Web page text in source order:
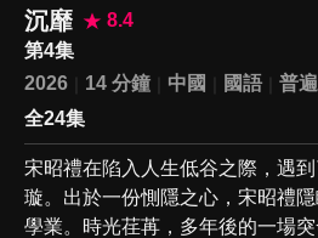
沉靡
8.4
第4集
2026
14 分鐘 中國 國語
普
全24集
宋昭禮在陷入人生低谷之際，遇
璇。出於一份惻隱之心，宋昭禮
學業。時光荏苒，多年後的一場